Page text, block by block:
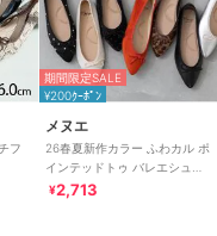
フ
期間限定SALE
¥200ｸｰﾎﾟﾝ
メヌエ
26春夏新作カラー ふわカル ポ
インテッドトゥ バレエシュー
ズ [ menue メヌエ ]
¥2,713